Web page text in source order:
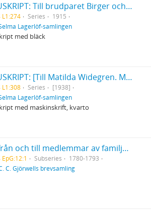
MANUSKRIPT: Till brudparet Birger och Märta 5/6 1915
L1:274 Series
1915
Lagerlöf-samlingen
med bläck
MANUSKRIPT: [Till Matilda Widegren. Minnesord]
L1:308 Series
[1938]
Lagerlöf-samlingen
med maskinskrift, kvarto
Brev från och till medlemmar av familjen Gjörwell
EpG:12:1 Subseries
1780-1793
C. Gjörwells brevsamling